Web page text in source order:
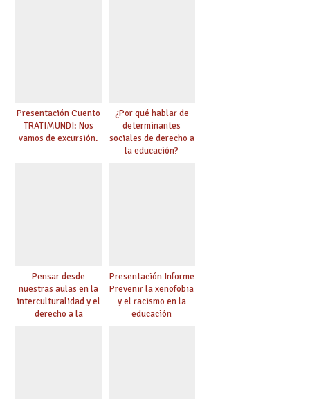
Presentación Cuento
TRATIMUNDI: Nos
vamos de excursión.
¿Por qué hablar de
determinantes
sociales de derecho a
la educación?
Pensar desde
nuestras aulas en la
interculturalidad y el
derecho a la
Presentación Informe
Prevenir la xenofobia
y el racismo en la
educación